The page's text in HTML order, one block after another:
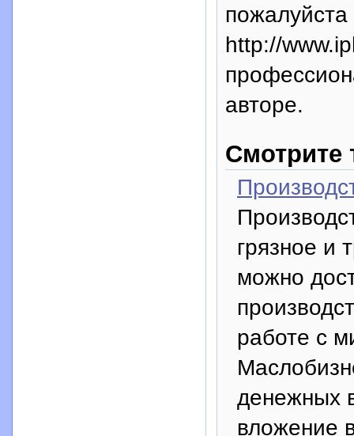
пожалуйста
http://
авторе.
Смотрите
грязное и
можно
работе с
денежных
вложение